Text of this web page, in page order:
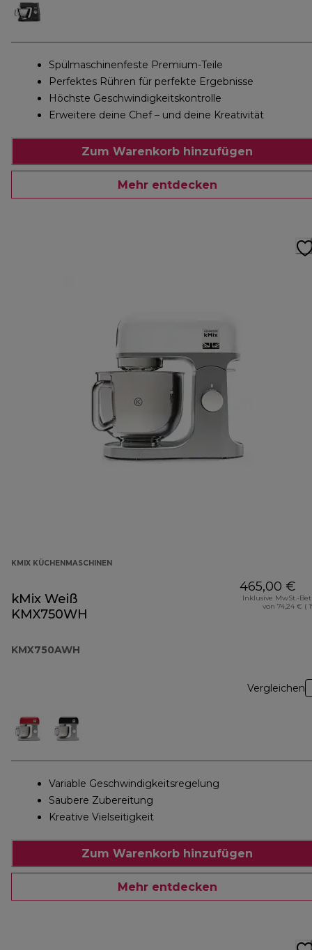
Spülmaschinenfeste Premium-Teile
Perfektes Rühren für perfekte Ergebnisse
Höchste Geschwindigkeitskontrolle
Erweitere deine Chef – und deine Kreativität
Zum Warenkorb hinzufügen
Mehr entdecken
KMIX KÜCHENMASCHINEN
kMix Weiß
KMX750WH
KMX750AWH
465,00 €
Inklusive MwSt.-
von 74,24 € (
Vergleichen
Variable Geschwindigkeitsregelung
Saubere Zubereitung
Kreative Vielseitigkeit
Zum Warenkorb hinzufügen
Mehr entdecken